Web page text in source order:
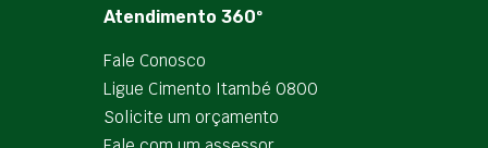
Atendimento 360º
Fale Conosco
Ligue Cimento Itambé 0800
Solicite um orçamento